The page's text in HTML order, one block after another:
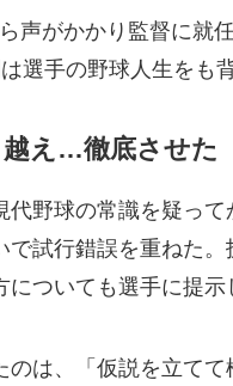
声がかかり監督に就
選手の野球人生をも
え…徹底させた
代野球の常識を疑っ
で試行錯誤を重ねた
ついても選手に提示
のは、「仮説を立て